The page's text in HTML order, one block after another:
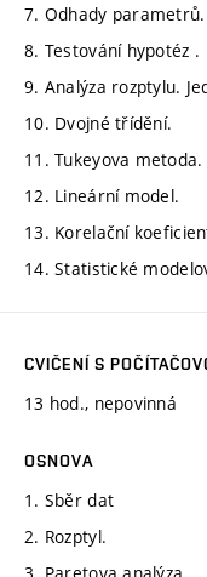
7. Odhady parametrů.
8. Testování hypotéz .
9. Analýza rozptylu.
10. Dvojné třídění.
11. Tukeyova
12. Lineární model.
13. Korelační
14. Statistické
CVIČENÍ S
13 hod., nepovinná
OSNOVA
1. Sběr dat
2. Rozptyl.